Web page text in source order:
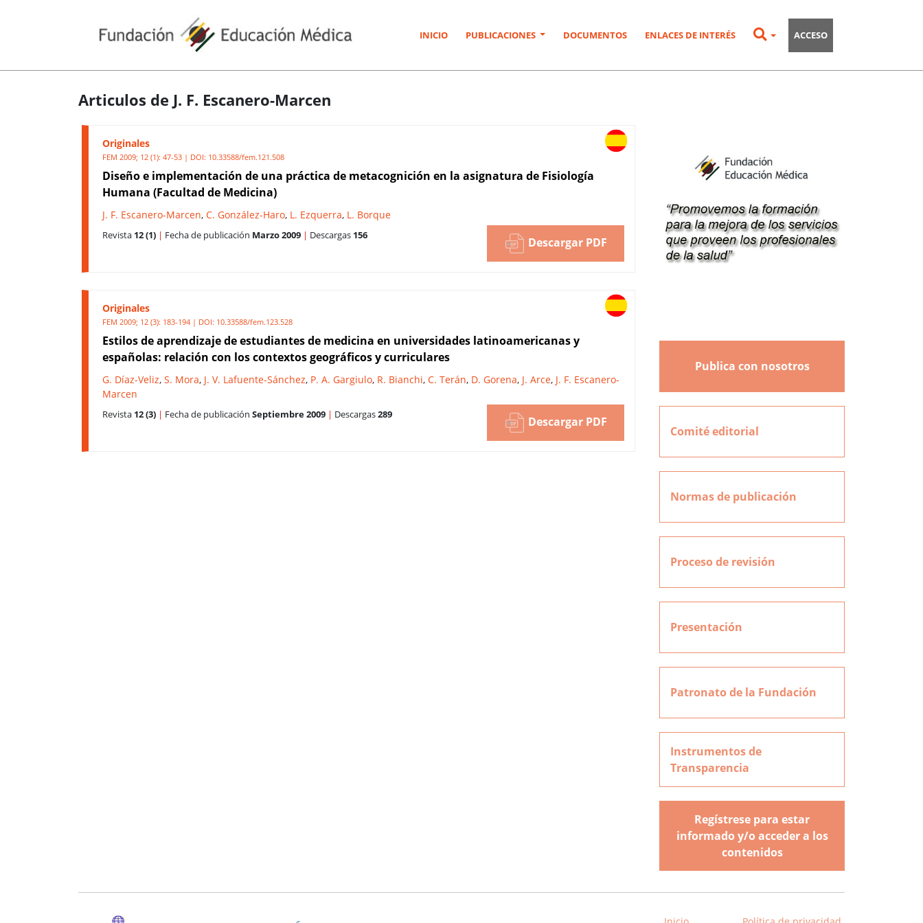
INICIO PUBLICACIONES DOCUMENTOS ENLACES DE INTERÉS ACCESO
Articulos de J. F. Escanero-Marcen
Originales
FEM 2009; 12 (1): 47-53 | DOI: 10.33588/fem.121.508
Diseño e implementación de una práctica de metacognición en la asignatura de Fisiología
Humana (Facultad de Medicina)
J. F. Escanero-Marcen, C. González-Haro, L. Ezquerra, L. Borque
Revista 12 (1) | Fecha de publicación Marzo 2009 | Descargas 156 Descargar PDF
Originales
FEM 2009; 12 (3): 183-194 | DOI: 10.33588/fem.123.528
Estilos de aprendizaje de estudiantes de medicina en universidades latinoamericanas y
españolas: relación con los contextos geográficos y curriculares
G. Díaz-Veliz, S. Mora, J. V. Lafuente-Sánchez, P. A. Gargiulo, R. Bianchi, C. Terán, D. Gorena, J. Arce, J. F. Escanero-
Marcen
Revista 12 (3) | Fecha de publicación Septiembre 2009 | Descargas289 Descargar PDF
Publica con nosotros
Comité editorial
Normas de publicación
Proceso de revisión
Presentación
Patronato de la Fundación
Instrumentos de
Transparencia
Regístrese para estar
informado y/o acceder a los
contenidos